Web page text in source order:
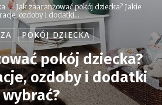
Jak zaaranżować pokój dziecka? Jakie
ozdoby i dodatki...
POKÓJ DZIECKA
pokój dziecka?
ozdoby i dodatki
wybrać?